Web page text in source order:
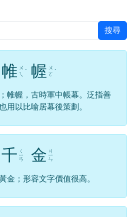
搜尋
帷 ㄨ
ㄟ
ˊ 幄 ㄨ
ㄛ ˋ
帷幄，古時軍中帳幕。泛指善
用以比喻居幕後策劃。
千 ㄑ
ㄧ
ㄢ 金 ㄐ
ㄧ
ㄣ
金；形容文字價值很高。